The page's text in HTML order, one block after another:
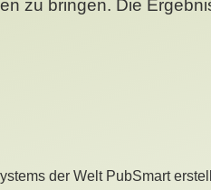
zu bringen. Die
der Welt PubSmart